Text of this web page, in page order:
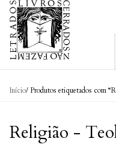
Skip to content
Início/ Produtos etiquetados com
Religião -